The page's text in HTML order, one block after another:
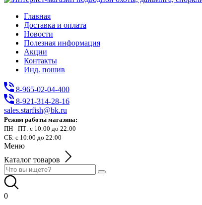
Главная
Доставка и оплата
Новости
Полезная информация
Акции
Контакты
Инд. пошив
8-965-02-04-400
8-921-314-28-16
sales.starfish@bk.ru
Режим работы магазина:
ПН - ПТ: с 10:00 до 22:00
СБ: с 10:00 до 22:00
Меню
Каталог товаров
0